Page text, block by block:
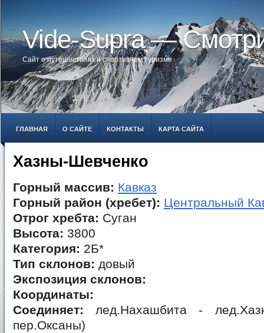
Vide-Supra —
Сайт о путешествиях и спортивном туризме
ГЛАВНАЯ О САЙТЕ КОНТАКТЫ КАРТА САЙТА
Хазны-Шевченко
Горный массив: Кавказ
Горный район (хребет): Центральный
Отрог хребта: Суган
Высота: 3800
Категория: 2Б*
Тип склонов: довый
Экспозиция склонов:
Координаты:
Соединяет: лед.Нахашбита -
пер.Оксаны)